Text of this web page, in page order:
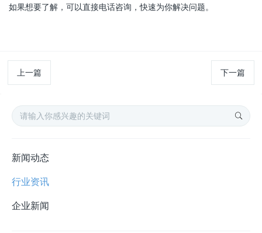
如果想要了解，可以直接电话咨询，快速为你解决问题。
上一篇 下一篇
新闻动态
行业资讯
企业新闻